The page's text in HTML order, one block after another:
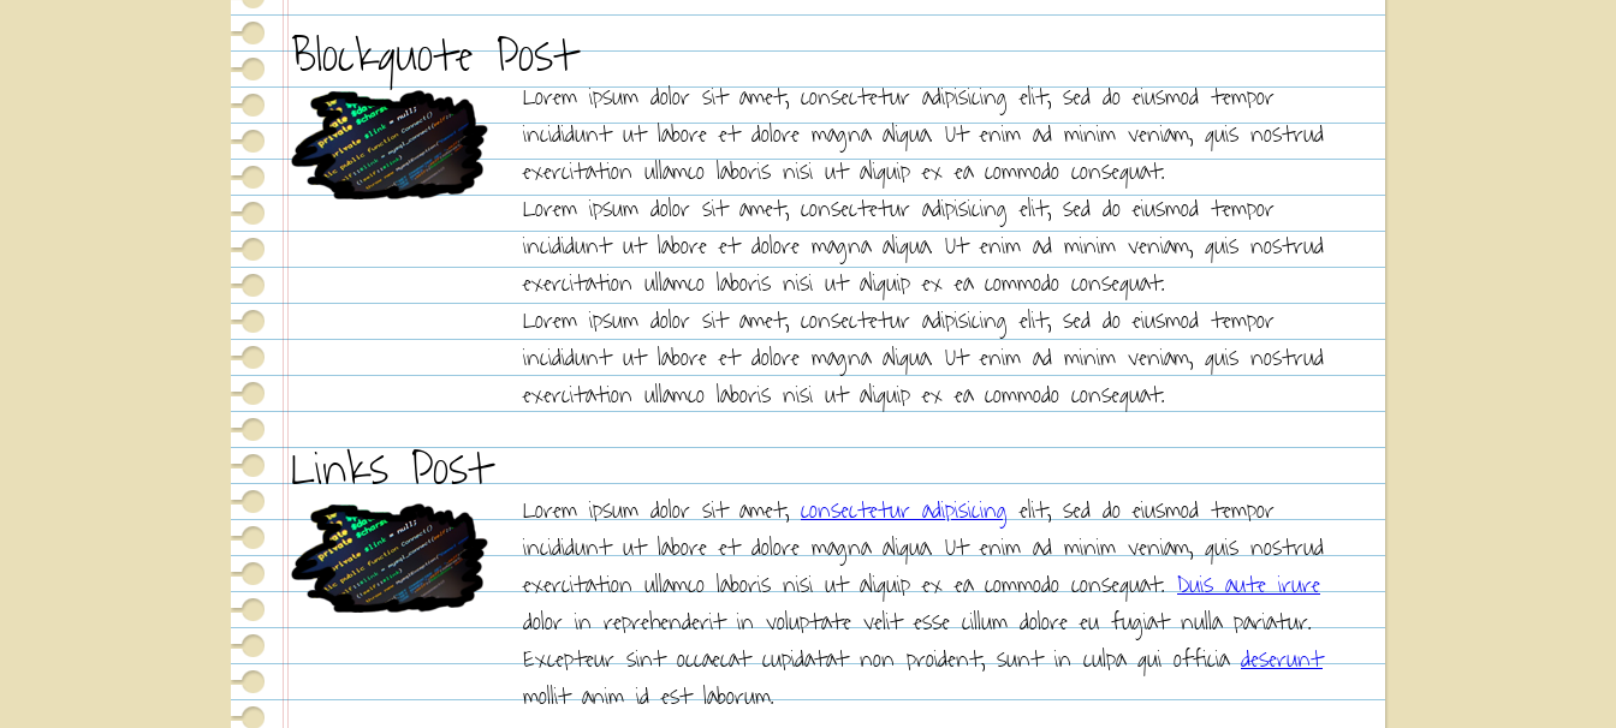
Blockquote Post
Lorem ipsum dolor sit amet, consectetur adipisicing elit, sed do eiusmod tempor
incididunt ut labore et dolore magna aliqua. Ut enim ad minim veniam, quis nostrud
exercitation ullamco laboris nisi ut aliquip ex ea commodo consequat.
Lorem ipsum dolor sit amet, consectetur adipisicing elit, sed do eiusmod tempor
incididunt ut labore et dolore magna aliqua. Ut enim ad minim veniam, quis nostrud
exercitation ullamco laboris nisi ut aliquip ex ea commodo consequat.
Lorem ipsum dolor sit amet, consectetur adipisicing elit, sed do eiusmod tempor
incididunt ut labore et dolore magna aliqua. Ut enim ad minim veniam, quis nostrud
exercitation ullamco laboris nisi ut aliquip ex ea commodo consequat.
Links Post
Lorem ipsum dolor sit amet, consectetur adipisicing elit, sed do eiusmod tempor
incididunt ut labore et dolore magna aliqua. Ut enim ad minim veniam, quis nostrud
exercitation ullamco laboris nisi ut aliquip ex ea commodo consequat.Duis aute irure
dolor in reprehenderit in voluptate velit esse cillum dolore eu fugiat nulla pariatur.
Excepteur sint occaecat cupidatat non proident, sunt in culpa qui officiadeserunt
mollit anim id est laborum.